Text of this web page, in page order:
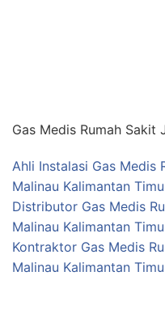
Gas Medis Rumah Sakit
Ahli Instalasi Gas Medis
Malinau Kalimantan
Distributor Gas Medis
Malinau Kalimantan
Kontraktor Gas Medis
Malinau Kalimantan